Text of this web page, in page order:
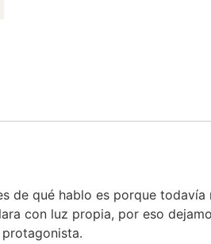
de qué hablo es porque
con luz propia, por eso